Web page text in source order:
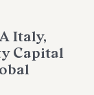
Italy,
Capital